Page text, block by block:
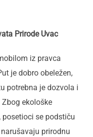
Prirode Uvac
iz pravca
je dobro obeležen,
potrebna je dozvola i
ekološke
se podstiču
prirodnu